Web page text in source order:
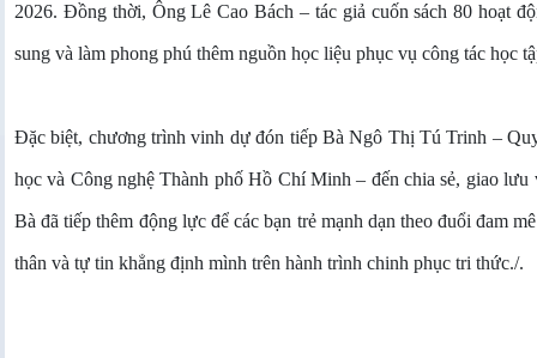
2026. Đồng thời, Ông Lê Cao Bách – tác giả cuốn sách 80 hoạt
sung và làm phong phú thêm nguồn học liệu phục vụ công tác học
Đặc biệt, chương trình vinh dự đón tiếp Bà Ngô Thị Tú Trinh –
học và Công nghệ Thành phố Hồ Chí Minh – đến chia sẻ, giao
Bà đã tiếp thêm động lực để các bạn trẻ mạnh dạn theo đuổi đam
thân và tự tin khẳng định mình trên hành trình chinh phục tri thức./.